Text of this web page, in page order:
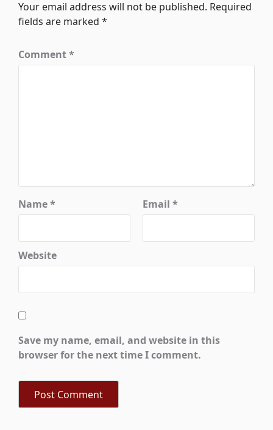
Your email address will not be published. Required
fields are marked*
Comment*
Name* Email *
Website
Save my name, email, and website in this
browser for the next time I comment.